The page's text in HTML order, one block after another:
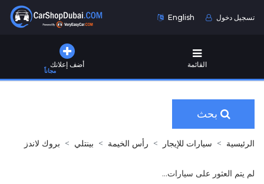
English تسجيل دخول
أضف إعلانك
مجاناً
القائمة
بحث
الرئيسية سيارات للإيجار رأس الخيمة بينتلي بروك لاندز
لم يتم العثور على سيارات...